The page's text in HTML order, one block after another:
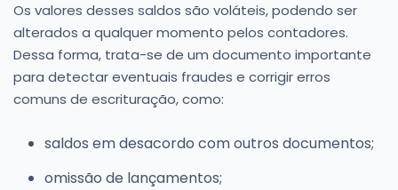
Os valores desses saldos são voláteis, podendo ser
alterados a qualquer momento pelos contadores.
Dessa forma, trata-se de um documento importante
para detectar eventuais fraudes e corrigir erros
comuns de escrituração, como:
saldos em desacordo com outros documentos;
omissão de lançamentos;